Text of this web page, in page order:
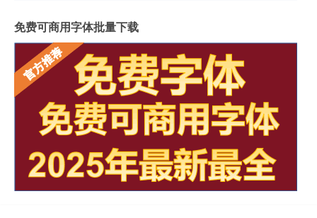
免费可商用字体批量下载